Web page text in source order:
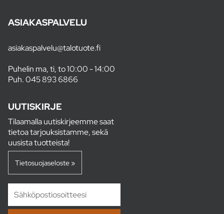
ASIAKASPALVELU
asiakaspalvelu@talotuote.fi
Puhelin ma, ti, to 10:00 - 14:00
Puh.045 893 6866
UUTISKIRJE
Tilaamalla uutiskirjeemme saat
tietoa tarjouksistamme, sekä
uusista tuotteista!
Tietosuojaseloste »